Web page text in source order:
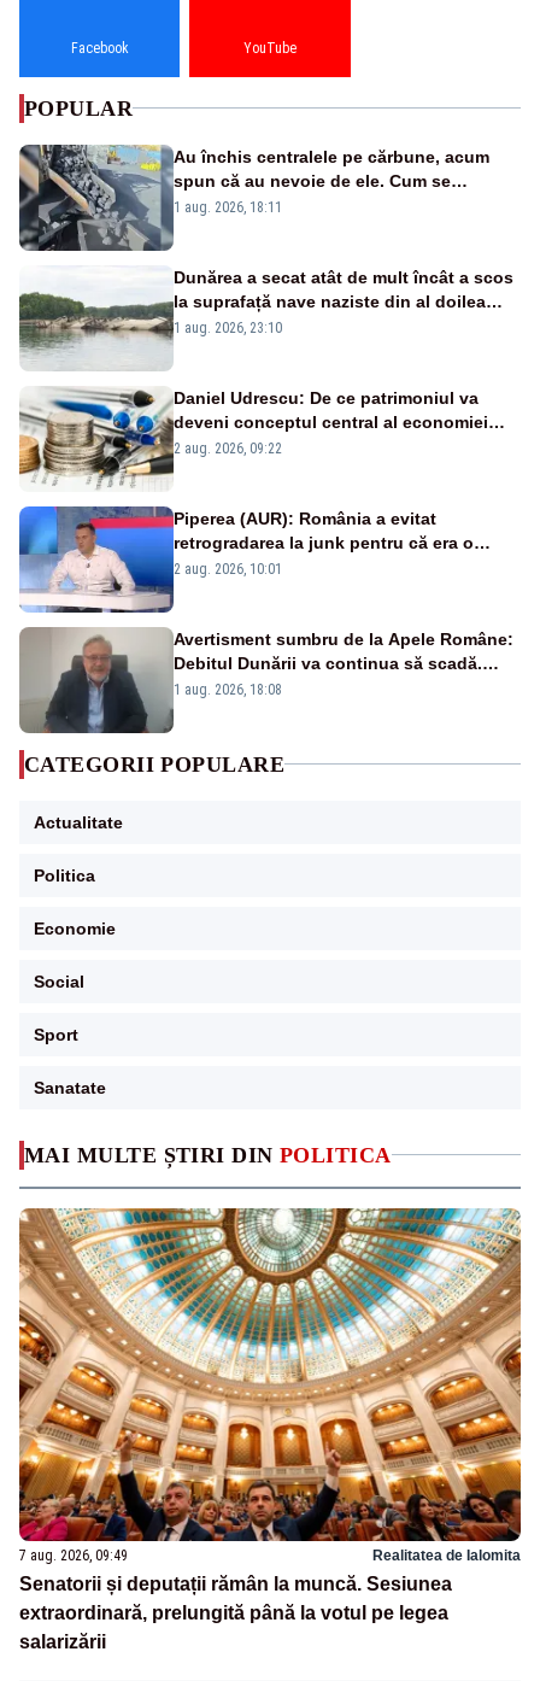
MAI MULTE ȘTIRI DIN POLITICA
7 aug. 2026, 09:49 Realitatea de Ialomita
Senatorii și deputații rămân la muncă. Sesiunea
extraordinară, prelungită până la votul pe legea
salarizării
Facebook YouTube
POPULAR
Au închis centralele pe cărbune, acum
spun că au nevoie de ele. Cum se
pasează vina în plină criză energetică
1 aug. 2026, 18:11
Dunărea a secat atât de mult încât a scos
la suprafață nave naziste din al doilea
război mondial
1 aug. 2026, 23:10
Daniel Udrescu: De ce patrimoniul va
deveni conceptul central al economiei
viitoare?
2 aug. 2026, 09:22
Piperea (AUR): România a evitat
retrogradarea la junk pentru că era o
catastrofă pentru bănci și fondurile de
2 aug. 2026, 10:01
Avertisment sumbru de la Apele Române:
Debitul Dunării va continua să scadă.
Cernavodă s-ar putea închide în 4 zile
1 aug. 2026, 18:08
CATEGORII POPULARE
Actualitate
Politica
Economie
Social
Sport
Sanatate